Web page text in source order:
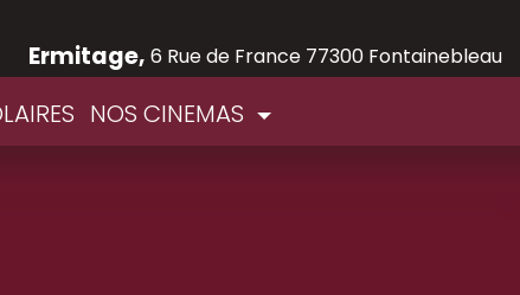
Ermitage, 6 Rue de France 77300 Fontainebleau
NOS CINEMAS